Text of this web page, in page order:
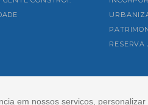
em nossos serviços,